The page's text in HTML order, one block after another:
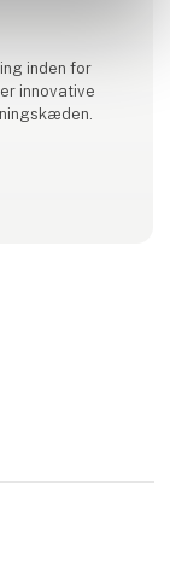
inden for
innovative